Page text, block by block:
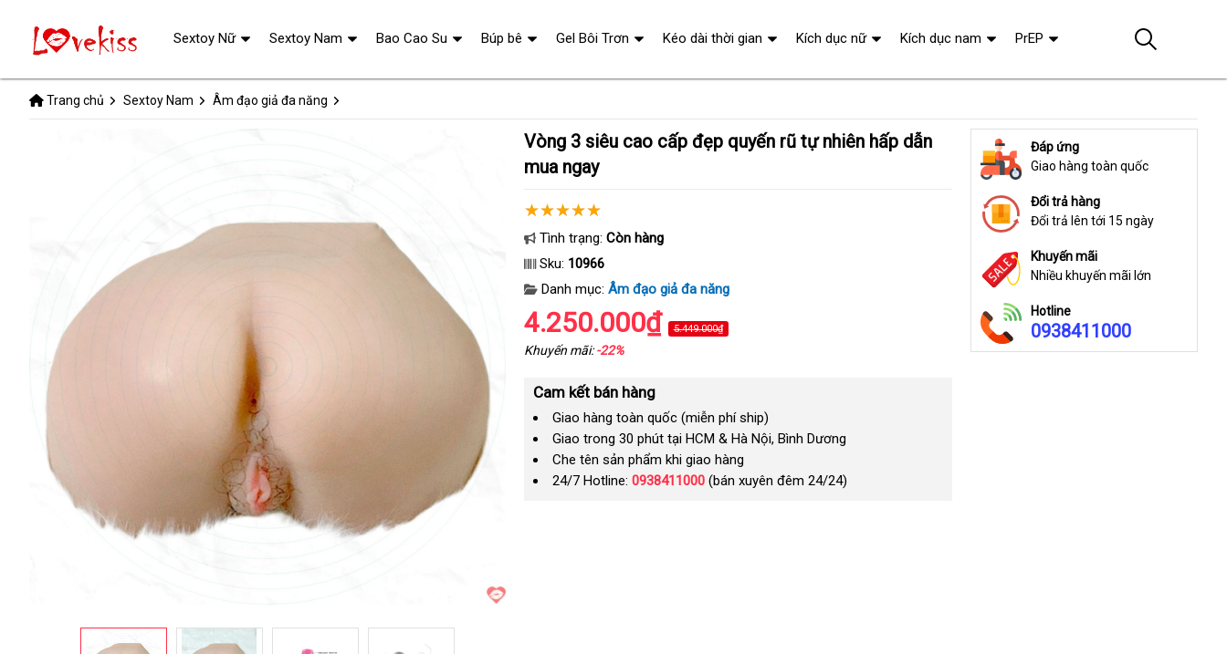
Trang chủ Sextoy Nam Âm đạo giả đa năng
Vòng 3 siêu cao cấp đẹp quyến rũ tự nhiên hấp dẫn
mua ngay
Tình trạng: Còn hàng
Sku: 10966
Danh mục: Âm đạo giả đa năng
4.250.000₫ 5.449.000₫
Khuyến mãi:-22%
Cam kết bán hàng
Giao hàng toàn quốc (miễn phí ship)
Giao trong 30 phút tại HCM & Hà Nội, Bình Dương
Che tên sản phẩm khi giao hàng
24/7 Hotline: 0938411000(bán xuyên đêm 24/24)
Đáp ứng
Giao hàng toàn quốc
Đổi trả hàng
Đổi trả lên tới 15 ngày
Khuyến mãi
Nhiều khuyến mãi lớn
Hotline
0938411000
Sextoy Nữ Sextoy Nam Bao Cao Su Búp bê Gel Bôi Trơn Kéo dài thời gian Kích dục nữ Kích dục nam PrEP